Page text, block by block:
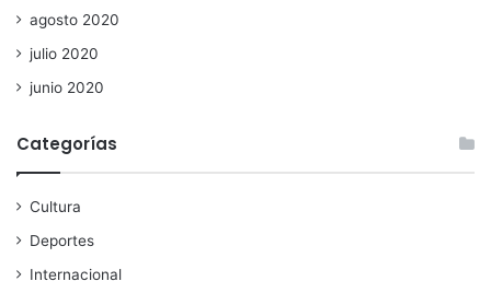
agosto 2020
julio 2020
junio 2020
Categorías
Cultura
Deportes
Internacional